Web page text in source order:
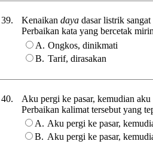
39. Kenaikan daya dasar listrik sangat
Perbaikan kata yang bercetak
A. Ongkos, dinikmati
B. Tarif, dirasakan
40.
Aku pergi ke pasar, kemudian
Perbaikan kalimat tersebut yang
A. Aku pergi ke pasar,
B. Aku pergi ke pasar,